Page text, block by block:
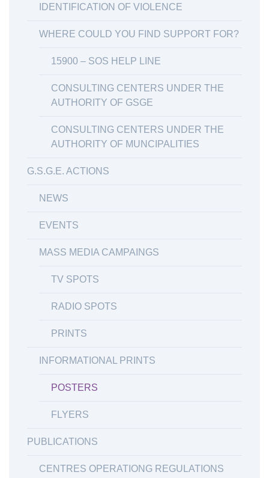
IDENTIFICATION OF VIOLENCE
WHERE COULD YOU FIND SUPPORT FOR?
15900 – SOS HELP LINE
CONSULTING CENTERS UNDER THE
AUTHORITY OF GSGE
CONSULTING CENTERS UNDER THE
AUTHORITY OF MUNCIPALITIES
G.S.G.E. ACTIONS
NEWS
EVENTS
MASS MEDIA CAMPAINGS
TV SPOTS
RADIO SPOTS
PRINTS
INFORMATIONAL PRINTS
POSTERS
FLYERS
PUBLICATIONS
CENTRES OPERATIONG REGULATIONS